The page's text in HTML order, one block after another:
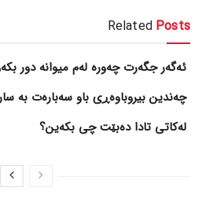
Related Posts
ئەگەر جگەرت چەورە لەم میوانە دور
چەندین بیروباوەڕی باو سەبارەت بە
لەکاتی تادا دەبێت چی بکەین؟